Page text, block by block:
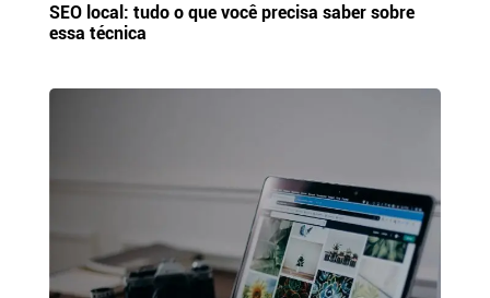
SEO local: tudo o que você precisa saber sobre
essa técnica